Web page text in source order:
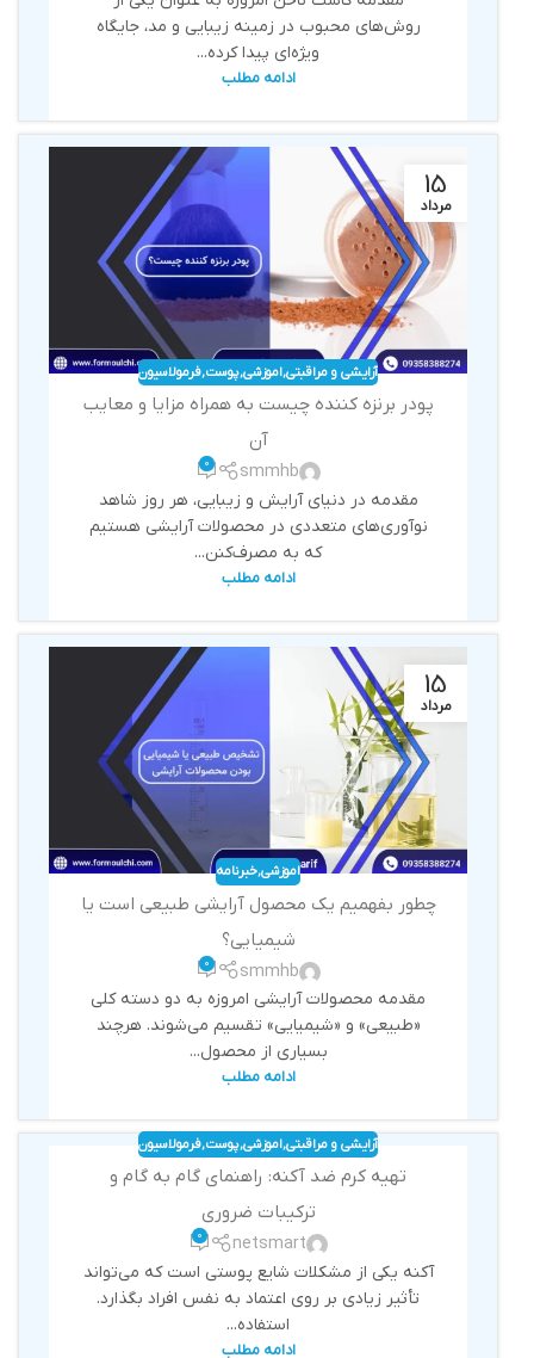
روش‌های محبوب در زمینه زیبایی و مد، جایگاه
ویژه‌ای پیدا کرده...
ادامه مطلب
15
مرداد
آرایشی و مراقبتی,اموزشی,پوست,فرمولاسیون
پودر برنزه کننده چیست به همراه مزایا و معایب
آن
smmhb
0
مقدمه در دنیای آرایش و زیبایی، هر روز شاهد
نوآوری‌های متعددی در محصولات آرایشی هستیم
که به مصرف‌کنن...
ادامه مطلب
15
مرداد
اموزشی,خبرنامه
چطور بفهمیم یک محصول آرایشی طبیعی است یا
شیمیایی؟
smmhb
0
مقدمه محصولات آرایشی امروزه به دو دسته کلی
«طبیعی» و «شیمیایی» تقسیم می‌شوند. هرچند
بسیاری از محصول...
ادامه مطلب
آرایشی و مراقبتی,اموزشی,پوست,فرمولاسیون
تهیه کرم ضد آکنه: راهنمای گام به گام و
ترکیبات ضروری
netsmart
0
آکنه یکی از مشکلات شایع پوستی است که می‌تواند
تأثیر زیادی بر روی اعتماد به نفس افراد بگذارد.
استفاده...
ادامه مطلب